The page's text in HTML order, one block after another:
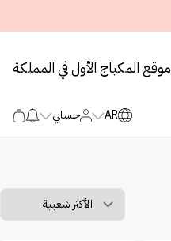
موقع المكياج الأول في المملكة
AR حسابي